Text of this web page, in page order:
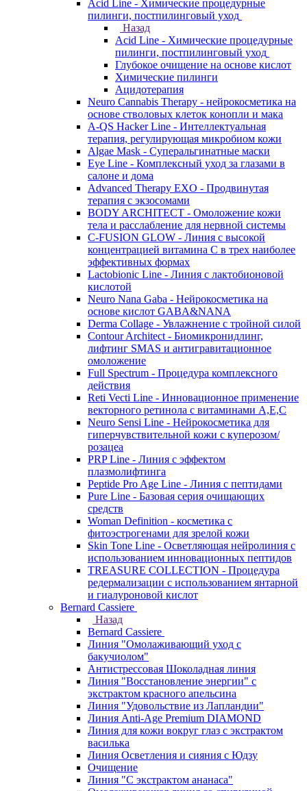
Acid Line - Химические процедурные
пилинги, постпилинговый уход
Назад
Acid Line - Химические процедурные
пилинги, постпилинговый уход
Глубокое очищение на основе кислот
Химические пилинги
Ацидотерапия
Neuro Cannabis Therapy - нейрокосметика на
основе стволовых клеток конопли и мака
A-QS Hacker Line - Интеллектуальная
терапия, регулирующая микробиом кожи
Algae Mask - Суперальгинатные маски
Eye Line - Комплексный уход за глазами в
салоне и дома
Advanced Therapy EXO - Продвинутая
терапия с экзосомами
BODY ARCHITECT - Омоложение кожи
тела и расслабление для нервной системы
C-FUSION GLOW - Линия с высокой
концентрацией витамина C в трех наиболее
эффективных формах
Lactobionic Line - Линия с лактобионовой
кислотой
Neuro Nana Gaba - Нейрокосметика на
основе кислот GABA&NANA
Derma Collage - Увлажнение с тройной силой
Contour Architect - Биомикронидлинг,
лифтинг SMAS и антигравитационное
омоложение
Full Spectrum - Процедура комплексного
действия
Reti Vecti Line - Инновационное применение
векторного ретинола с витаминами A,Е,С
Neuro Sensi Line - Нейрокосметика для
гиперчувствительной кожи с куперозом/
розацеа
PRP Line - Линия с эффектом
плазмолифтинга
Peptide Pro Age Line - Линия с пептидами
Pure Line - Базовая серия очищающих
средств
Woman Definition - косметика с
фитоэстрогенами для зрелой кожи
Skin Tone Line - Осветляющая нейролиния с
использованием инновационных пептидов
TREASURE COLLECTION - Процедура
редермализации с использованием янтарной
и гиалуроновой кислот
Bernard Cassiere
Назад
Bernard Cassiere
Линия "Омолаживающий уход с
бакучиолом"
Антистрессовая Шоколадная линия
Линия "Восстановление энергии" с
экстрактом красного апельсина
Линия "Удовольствие из Лапландии"
Линия Anti-Age Premium DIAMOND
Линия для кожи вокруг глаз с экстрактом
василька
Линия Осветления и сияния с Юдзу
Очищение
Линия "С экстрактом ананаса"